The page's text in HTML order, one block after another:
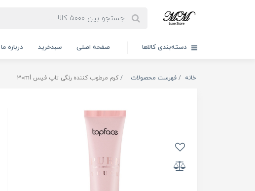
دسته‌بندی کالاها صفحه اصلی سبدخرید درباره ما
خانه فهرست محصولات کرم مرطوب کننده رنگی تاپ فیس 30ml